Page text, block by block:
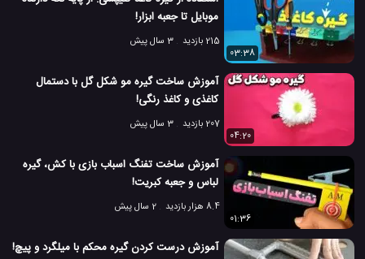
موبایل تا جعبه ابزار!
215 بازدید
3 سال پیش
03:38
آموزش ساخت گیره مو شکل گل با دستمال
کاغذی و کاغذ رنگی!
207 بازدید
3 سال پیش
04:20
آموزش ساخت تفنگ اسباب بازی با کش، گیره
لباس و جعبه کبریت!
8.4 هزار بازدید
2 سال پیش
01:36
آموزش درست کردن گیره محکم با میلگرد و پیچ!